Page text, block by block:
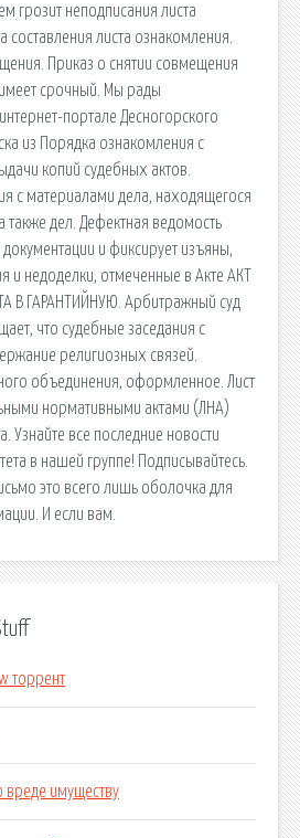
грозит неподписания листа
листа ознакомления.
Приказ о снятии совмещения
срочный. Мы рады
портале Десногорского
из Порядка ознакомления с
копий судебных актов.
с материалами дела, находящегося
также дел. Дефектная ведомость
и фиксирует изъяны,
и недоделки, отмеченные в Акте АКТ
В ГАРАНТИЙНУЮ. Арбитражный суд
что судебные заседания с
религиозных связей.
объединения, оформленное. Лист
нормативными актами (ЛНА)
Узнайте все последние новости
в нашей группе! Подписывайтесь.
это всего лишь оболочка для
И если вам.
торрент
вреде имуществу